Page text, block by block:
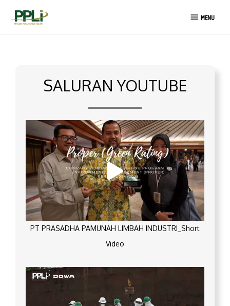
MENU
MENU
SALURAN YOUTUBE
PT PRASADHA PAMUNAH LIMBAH INDUSTRI_Short
Video